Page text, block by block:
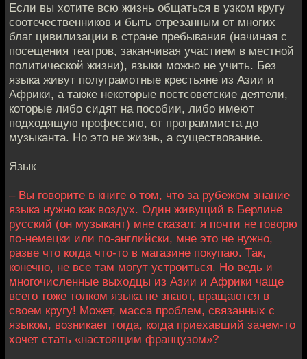
Если вы хотите всю жизнь общаться в узком кругу
соотечественников и быть отрезанным от многих
благ цивилизации в стране пребывания (начиная с
посещения театров, заканчивая участием в местной
политической жизни), языки можно не учить. Без
языка живут полуграмотные крестьяне из Азии и
Африки, а также некоторые постсоветские деятели,
которые либо сидят на пособии, либо имеют
подходящую профессию, от программиста до
музыканта. Но это не жизнь, а существование.
Язык
– Вы говорите в книге о том, что за рубежом знание
языка нужно как воздух. Один живущий в Берлине
русский (он музыкант) мне сказал: я почти не говорю
по-немецки или по-английски, мне это не нужно,
разве что когда что-то в магазине покупаю. Так,
конечно, не все там могут устроиться. Но ведь и
многочисленные выходцы из Азии и Африки чаще
всего тоже толком языка не знают, вращаются в
своем кругу! Может, масса проблем, связанных с
языком, возникает тогда, когда приехавший зачем-то
хочет стать «настоящим французом»?